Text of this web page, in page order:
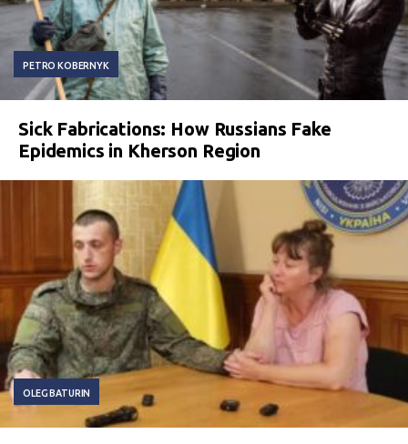
PETRO KOBERNYK
Sick Fabrications: How Russians Fake
Epidemics in Kherson Region
OLEG BATURIN